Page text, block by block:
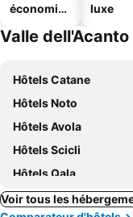
économiq
luxe
Valle
Hôtels Catane
Hôtels Noto
Hôtels Avola
Hôtels Scicli
Hôtels Qala
Voir tous les